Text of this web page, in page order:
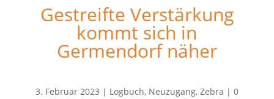
Gestreifte Verstärkung
kommt sich in
Germendorf näher
3. Februar 2023 | Logbuch, Neuzugang, Zebra | 0